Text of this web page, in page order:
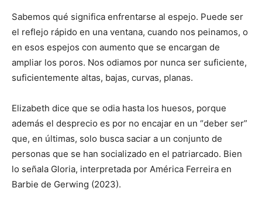
Sabemos qué significa enfrentarse al espejo. Puede ser
el reflejo rápido en una ventana, cuando nos peinamos, o
en esos espejos con aumento que se encargan de
ampliar los poros. Nos odiamos por nunca ser suficiente,
suficientemente altas, bajas, curvas, planas.
Elizabeth dice que se odia hasta los huesos, porque
además el desprecio es por no encajar en un “deber ser”
que, en últimas, solo busca saciar a un conjunto de
personas que se han socializado en el patriarcado. Bien
lo señala Gloria, interpretada por América Ferreira en
Barbie de Gerwing (2023).